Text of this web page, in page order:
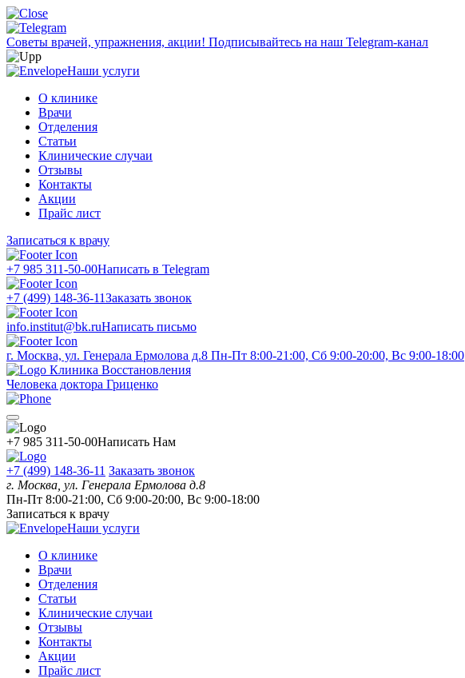
Советы врачей, упражнения, акции! Подписывайтесь на наш Telegram-канал
Наши услуги
О клинике
Врачи
Отделения
Статьи
Клинические случаи
Отзывы
Контакты
Акции
Прайс лист
Записаться к врачу
+7 985 311-50-00Написать в Telegram
+7 (499) 148-36-11Заказать звонок
info.institut@bk.ruНаписать письмо
г. Москва, ул. Генерала Ермолова д.8 Пн-Пт 8:00-21:00, Сб 9:00-20:00, Вс 9:00-18:00
Клиника Восстановления
Человека доктора Гриценко
+7 985 311-50-00Написать Нам
+7 (499) 148-36-11 Заказать звонок
г. Москва, ул. Генерала Ермолова д.8
Пн-Пт 8:00-21:00, Сб 9:00-20:00, Вс 9:00-18:00
Записаться к врачу
Наши услуги
О клинике
Врачи
Отделения
Статьи
Клинические случаи
Отзывы
Контакты
Акции
Прайс лист